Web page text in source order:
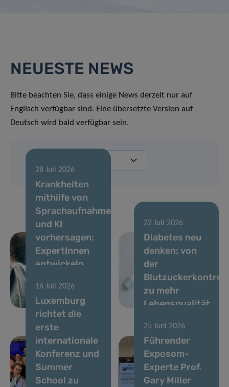
NEUESTE NEWS
Bitte beachten Sie, dass einige News derzeit nur auf
Englisch verfügbar sind. Eine übersetzte Version auf
Deutsch wird bald verfügbar sein.
28 Juli 2026
Krankheiten
mithilfe von
Sprachaufnahmen
und KI
vorhersagen:
ExpertInnen
entwickeln
stimmbasierte
Biomarker
22 Juli 2026
Diabetes neu
denken: von
der
zu mehr
Lebensqualität
16 Juli 2026
Luxemburg
richtet die
erste
internationale
Konferenz und
Summer
School zu
25 Juni 2026
Führender
Exposom-
Experte Prof.
Gary Miller